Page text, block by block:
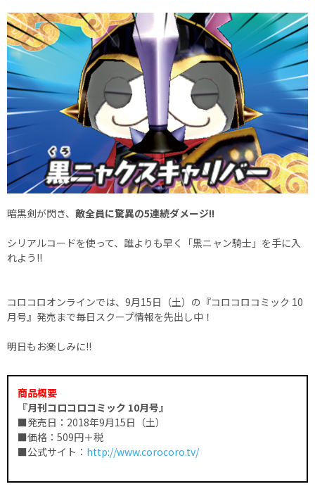
暗黒剣が閃き、 敵全員に驚異の5連続ダメージ!!
シリアルコードを使って、誰よりも早く「黒ニャン騎士」を手に入
れよう!!
コロコロオンラインでは、9月15日（土）の『コロコロコミック 10
月号』発売まで毎日スクープ情報を先出し中！
明日もお楽しみに!!
商品概要
『月刊コロコロコミック 10月号』
■発売日：2018年9月15日（土）
■価格：509円＋税
■公式サイト： http://www.corocoro.tv/